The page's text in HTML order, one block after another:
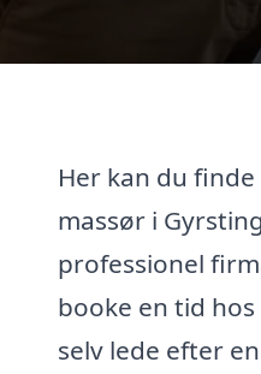
Her kan du
massør i
professionel
booke en tid
selv lede efter